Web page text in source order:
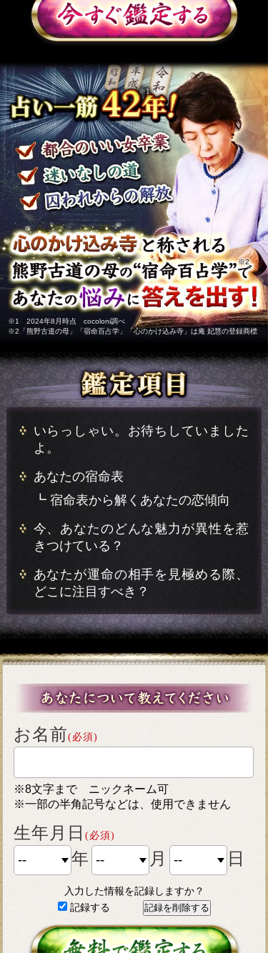
※1
※2
※1 2024年8月時点 cocoloni調べ
※2「熊野古道の母」「宿命百占学」「心のかけ込み寺」は庵 妃慧の登録商標
いらっしゃい。お待ちしていました
よ。
あなたの宿命表
┗ 宿命表から解くあなたの恋傾向
今、あなたのどんな魅力が異性を惹
きつけている？
あなたが運命の相手を見極める際、
どこに注目すべき？
お名前(必須)
※8文字まで ニックネーム可
※一部の半角記号などは、使用できません
生年月日 (必須)
年 月 日
入力した情報を記録しますか？
記録する